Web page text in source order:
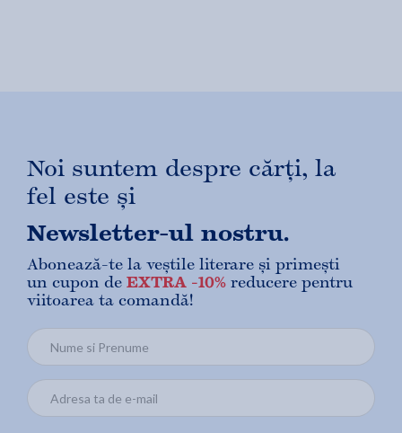
Noi suntem despre cărți, la
fel este și
Newsletter-ul nostru.
Abonează-te la veștile literare și primești
un cupon de EXTRA -10% reducere pentru
viitoarea ta comandă!